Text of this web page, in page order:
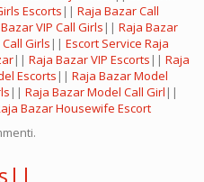
Escorts || Raja Bazar Call
VIP Call Girls || Raja Bazar
Girls || Escort Service Raja
|| Raja Bazar VIP Escorts || Raja
Escorts || Raja Bazar Model
|| Raja Bazar Model Call Girl ||
Bazar Housewife Escort